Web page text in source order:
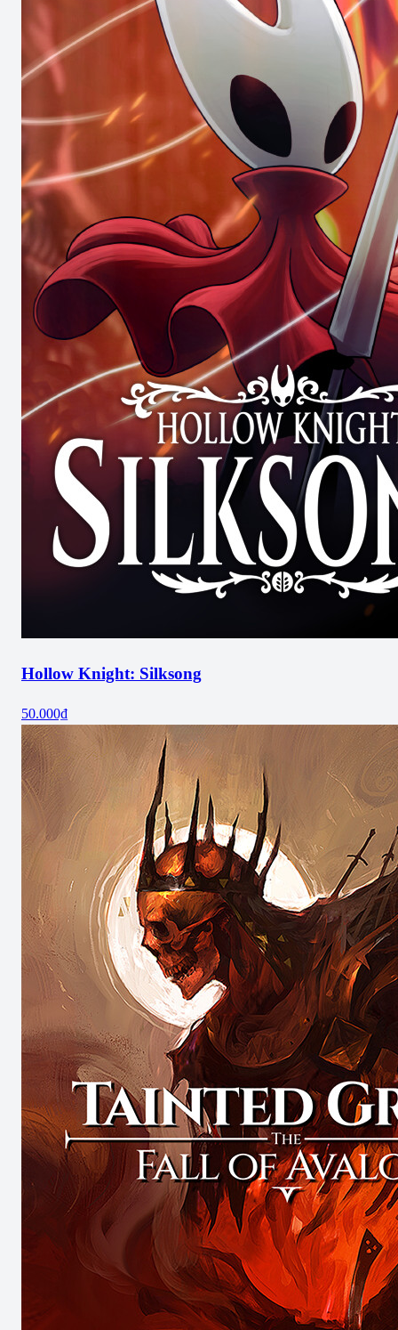
Hollow Knight: Silksong
50.000₫